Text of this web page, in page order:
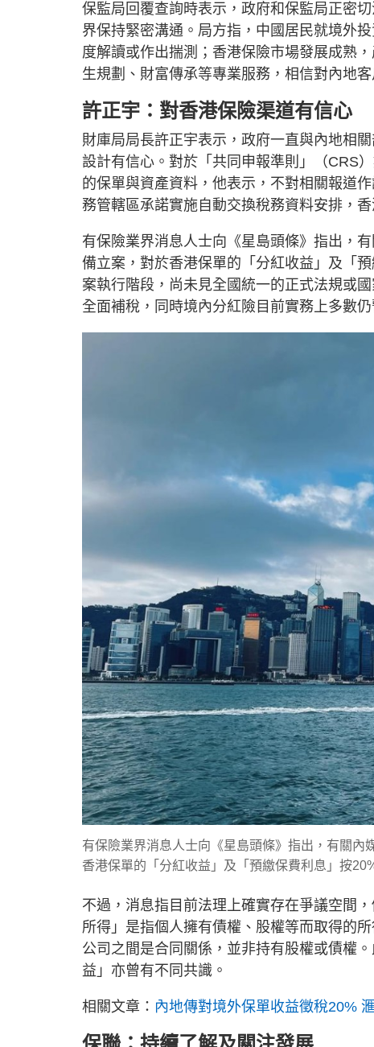
保監局回覆查詢時表示，政府和保監局正密
界保持緊密溝通。局方指，中國居民就境外
度解讀或作出揣測；香港保險市場發展成熟
生規劃、財富傳承等專業服務，相信對內地客
許正宇：對香港保險渠道有信心
財庫局局長許正宇表示，政府一直與內地相
設計有信心。對於「共同申報準則」（CRS
的保單與資產資料，他表示，不對相關報道
務管轄區承諾實施自動交換稅務資料安排，香
有保險業界消息人士向《星島頭條》指出，
備立案，對於香港保單的「分紅收益」及「
案執行階段，尚未見全國統一的正式法規或
全面補稅，同時境內分紅險目前實務上多數仍
有保險業界消息人士向《星島頭條》指出，有關
香港保單的「分紅收益」及「預繳保費利息」按
不過，消息指目前法理上確實存在爭議空間
所得」是指個人擁有債權、股權等而取得的
公司之間是合同關係，並非持有股權或債權
益」亦曾有不同共識。
相關文章： 內地傳對境外保單收益徵稅20%